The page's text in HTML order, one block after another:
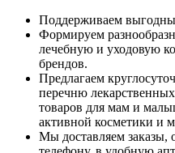
Поддерживаем
Формируем
лечебную и уходовую
брендов.
Предлагаем
перечню
товаров для мам и
активной косметики и
Мы доставляем заказы,